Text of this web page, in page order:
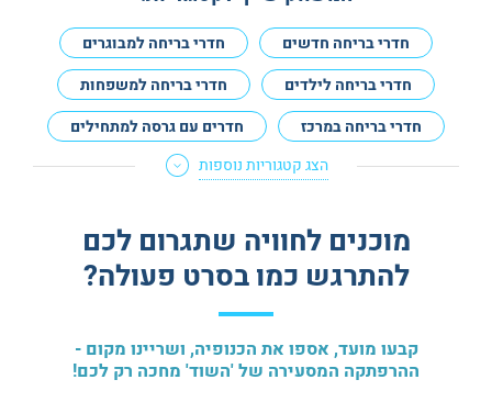
חדרי בריחה חדשים
חדרי בריחה למבוגרים
חדרי בריחה לילדים
חדרי בריחה למשפחות
חדרי בריחה במרכז
חדרים עם גרסה למתחילים
חדרי בריחה לא מפחידים
חדרי בריחה לדייט
חדרי בריחה באנגלית
הצג קטגוריות נוספות
מוכנים לחוויה שתגרום לכם
להתרגש כמו בסרט פעולה?
קבעו מועד, אספו את הכנופיה, ושריינו מקום -
ההרפתקה המסעירה של 'השוד' מחכה רק לכם!